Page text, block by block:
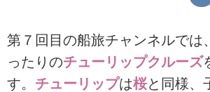
第７回目の船旅チャンネルでは
ったりのチューリップクルーズ
す。 チューリップは桜と同様、